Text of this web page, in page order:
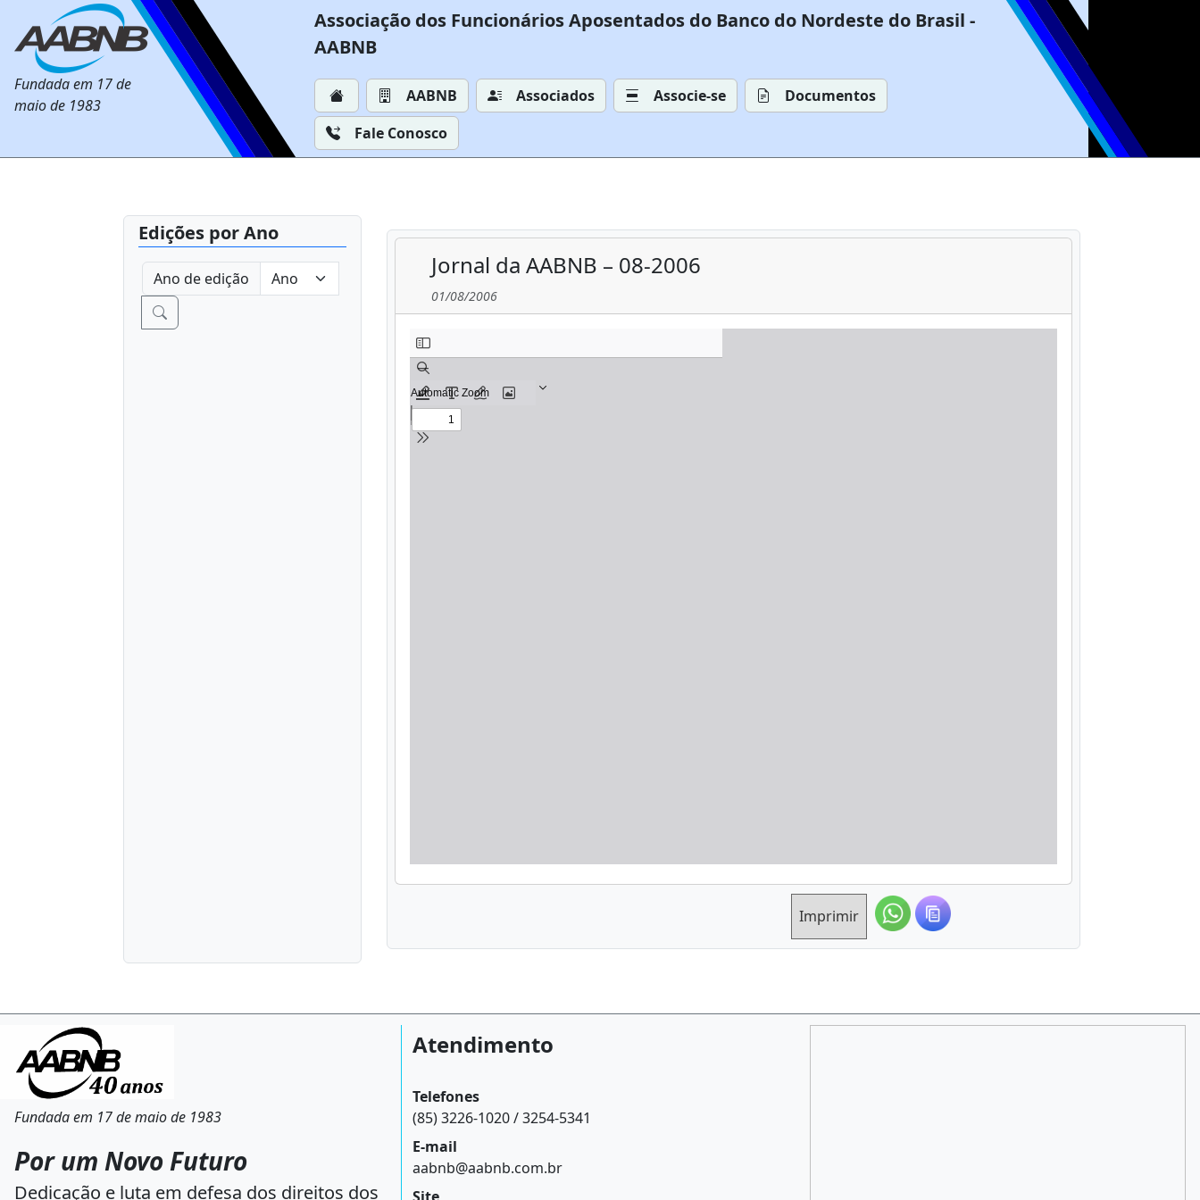
Fundada em 17 de
maio de 1983
Associação dos Funcionários Aposentados do Banco do Nordeste do Brasil -
AABNB
AABNB Associados Associe-se
Documentos
Fale Conosco
Edições por Ano
Ano de edição Jornal da AABNB – 08-2006
01/08/2006
Imprimir
Fundada em 17 de maio de 1983
Por um Novo Futuro
Dedicação e luta em defesa dos direitos dos
Atendimento
Telefones
(85) 3226-1020 / 3254-5341
E-mail
aabnb@aabnb.com.br